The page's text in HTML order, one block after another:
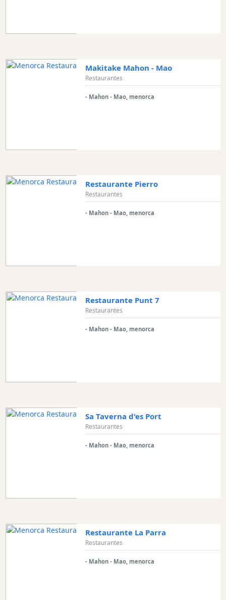
Makitake Mahon - Mao
Restaurantes
- Mahon - Mao, menorca
Restaurante Pierro
Restaurantes
- Mahon - Mao, menorca
Restaurante Punt 7
Restaurantes
- Mahon - Mao, menorca
Sa Taverna d'es Port
Restaurantes
- Mahon - Mao, menorca
Restaurante La Parra
Restaurantes
- Mahon - Mao, menorca